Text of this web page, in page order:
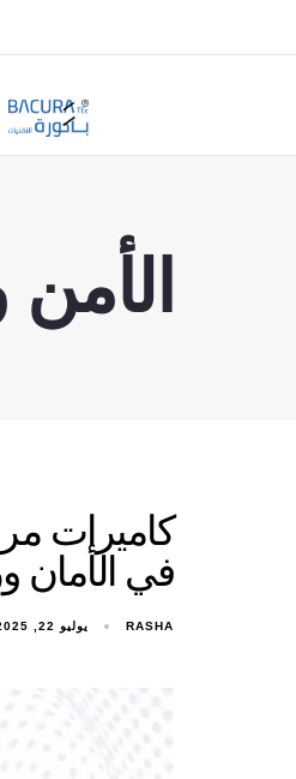
كاميرات
في الأمان
RASHA يوليو 22, 2025